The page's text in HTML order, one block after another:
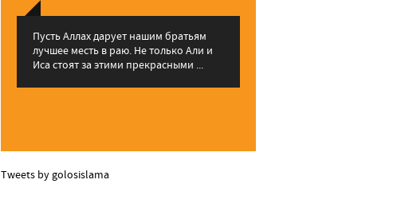
Пусть Аллах дарует нашим братьям
лучшее месть в раю. Не только Али и
Иса стоят за этими прекрасными ...
Tweets by golosislama